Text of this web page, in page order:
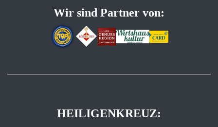
Wir sind Partner von:
HEILIGENKREUZ: